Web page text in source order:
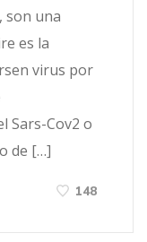
son una
es la
virus por
Sars-Cov2 o
de […]
148